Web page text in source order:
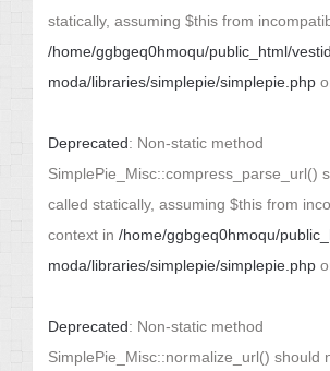
statically, assuming $this from
/home/ggbgeq0hmoqu/public_html/
moda/libraries/simplepie/simplepie.php
Deprecated: Non-static method
SimplePie_Misc::compress_parse_url()
called statically, assuming $this from
context in /home/ggbgeq0hmoqu/
moda/libraries/simplepie/simplepie.php
Deprecated: Non-static method
SimplePie_Misc::normalize_url() should